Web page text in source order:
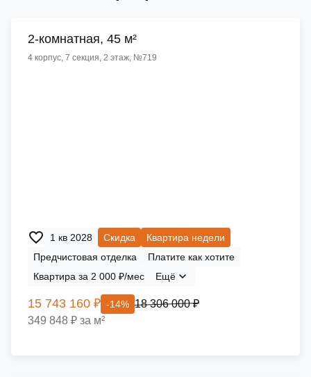
2-комнатная, 45 м²
4 корпус, 7 секция, 2 этаж, №719
1 кв 2028 Скидка
Квартира недели
Предчистовая отделка
Платите как хотите
Квартира за 2 000 ₽/мес
Ещё
15 743 160 ₽ -14% 18 306 000 ₽
349 848 ₽ за м²